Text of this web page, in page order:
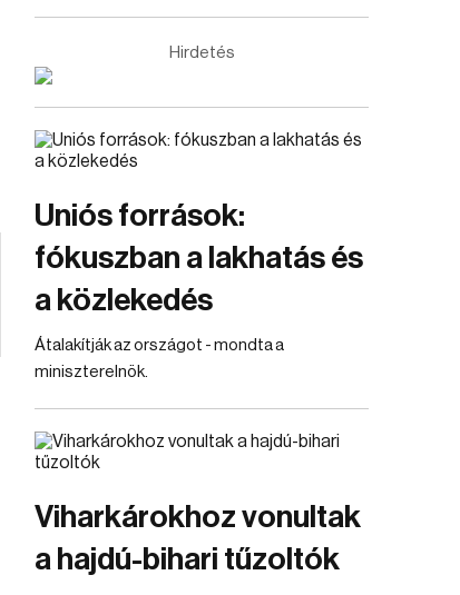
Hirdetés
Uniós források:
fókuszban a lakhatás és
a közlekedés
Átalakítják az országot - mondta a
miniszterelnök.
Viharkárokhoz vonultak
a hajdú-bihari tűzoltók